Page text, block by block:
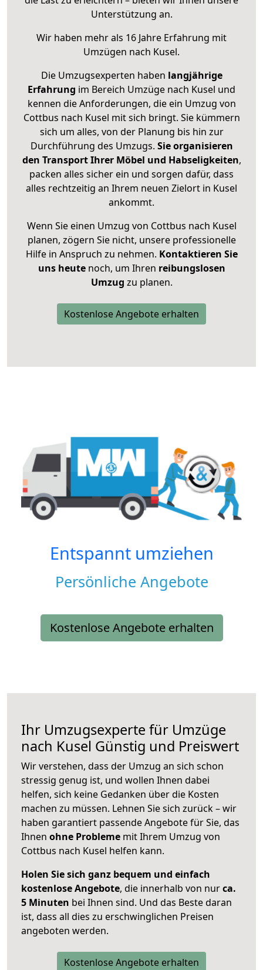
Unterstützung an.
Wir haben mehr als 16 Jahre Erfahrung mit
Umzügen nach Kusel.
Die Umzugsexperten haben langjährige
Erfahrung im Bereich Umzüge nach Kusel und
kennen die Anforderungen, die ein Umzug von
Cottbus nach Kusel mit sich bringt. Sie kümmern
sich um alles, von der Planung bis hin zur
Durchführung des Umzugs. Sie organisieren
den Transport Ihrer Möbel und Habseligkeiten,
packen alles sicher ein und sorgen dafür, dass
alles rechtzeitig an Ihrem neuen Zielort in Kusel
ankommt.
Wenn Sie einen Umzug von Cottbus nach Kusel
planen, zögern Sie nicht, unsere professionelle
Hilfe in Anspruch zu nehmen. Kontaktieren Sie
uns heutenoch, um Ihren reibungslosen
Umzug zu planen.
Kostenlose Angebote erhalten
Entspannt umziehen
Persönliche Angebote
Kostenlose Angebote erhalten
Ihr Umzugsexperte für Umzüge
nach Kusel Günstig und Preiswert
Wir verstehen, dass der Umzug an sich schon
stressig genug ist, und wollen Ihnen dabei
helfen, sich keine Gedanken über die Kosten
machen zu müssen. Lehnen Sie sich zurück – wir
haben garantiert passende Angebote für Sie, das
Ihnen ohne Probleme mit Ihrem Umzug von
Cottbus nach Kusel helfen kann.
Holen Sie sich ganz bequem und einfach
kostenlose Angebote, die innerhalb von nurca.
5 Minuten bei Ihnen sind. Und das Beste daran
ist, dass all dies zu erschwinglichen Preisen
angeboten werden.
Kostenlose Angebote erhalten